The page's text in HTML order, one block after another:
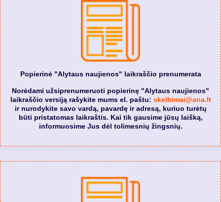
Popierinė "Alytaus naujienos" laikraščio prenumerata
Norėdami užsiprenumeruoti popierinę "Alytaus naujienos"
laikraščio versiją rašykite mums el. paštu: skelbimai@ana.lt
ir nurodykite savo vardą, pavardę ir adresą, kuriuo turėtų
būti pristatomas laikraštis. Kai tik gausime jūsų laišką,
informuosime Jus dėl tolimesnių žingsnių.